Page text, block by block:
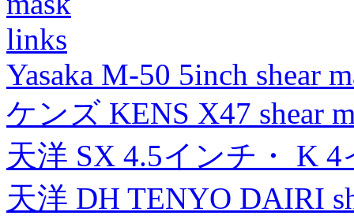
links
Yasaka M-50 5inch shear
ケンズ KENS X47 shear
天洋 SX 4.5インチ・ K
天洋 DH TENYO DAIRI